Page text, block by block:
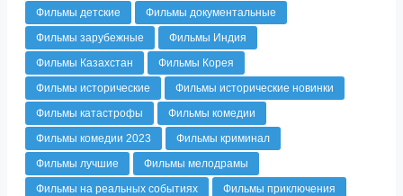
Фильмы детские
Фильмы документальные
Фильмы зарубежные
Фильмы Индия
Фильмы Казахстан
Фильмы Корея
Фильмы исторические
Фильмы исторические новинки
Фильмы катастрофы
Фильмы комедии
Фильмы комедии 2023
Фильмы криминал
Фильмы лучшие
Фильмы мелодрамы
Фильмы на реальных событиях
Фильмы приключения